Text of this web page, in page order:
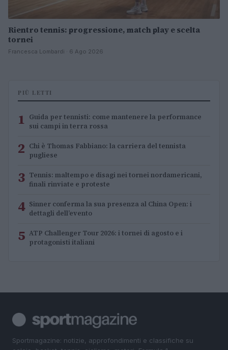
Rientro tennis: progressione, match play e scelta
tornei
Francesca Lombardi · 6 Ago 2026
PIÙ LETTI
1 Guida per tennisti: come mantenere la performance
sui campi in terra rossa
2 Chi è Thomas Fabbiano: la carriera del tennista
pugliese
3 Tennis: maltempo e disagi nei tornei nordamericani,
finali rinviate e proteste
4 Sinner conferma la sua presenza al China Open: i
dettagli dell’evento
5 ATP Challenger Tour 2026: i tornei di agosto e i
protagonisti italiani
Sportmagazine: notizie, approfondimenti e classifiche su